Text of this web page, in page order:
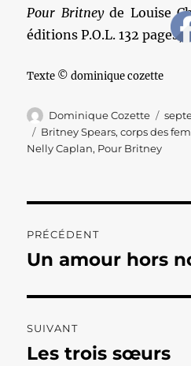
Pour Britneyde Louise
éditions P.O.L. 132 pages,
Texte © dominique cozette
Auteur
Dominique Cozette
le
Étiquettes
Britney Spears,corps des
Nelly Caplan, Pour Britney
de
PRÉCÉDENT
Publication
Un amour hors
SUIVANT
Publication
Les trois sœurs